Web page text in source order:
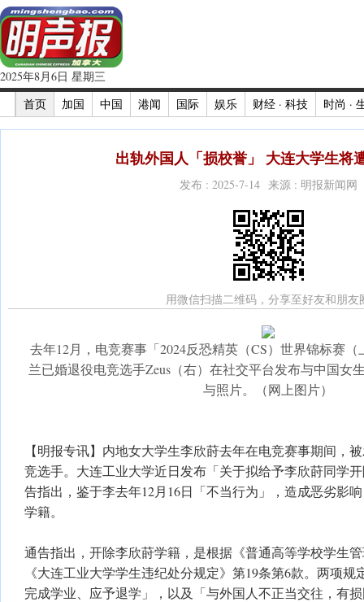
2025年8月6日 星期三
首页
加国 中国 港闻 国际 娱乐 财经 · 科技 时尚 ·
出轨外国人「损校誉」 大连大学生将
发布 : 2025-7-14 来源 : 明报新闻网
用微信扫描二维码，分享至好友和朋友
去年12月，电竞赛事「2024反恐精英（CS）世界锦标赛
兰已婚退役电竞选手Zeus（右）在社交平台发布与中国女
与照片。（网上图片）
【明报专讯】内地女大学生李欣莳去年在电竞赛事期间，
竞选手。大连工业大学近日发布「关于拟给予李欣莳同学
告指出，鉴于李去年12月16日「不当行为」，造成恶劣影
学籍。
通告指出，开除李欣莳学籍，是根据《普通高等学校学生
《大连工业大学学生违纪处分规定》第19条第6款。两项
完成学业、应予退学」，以及「与外国人不正当交往，有